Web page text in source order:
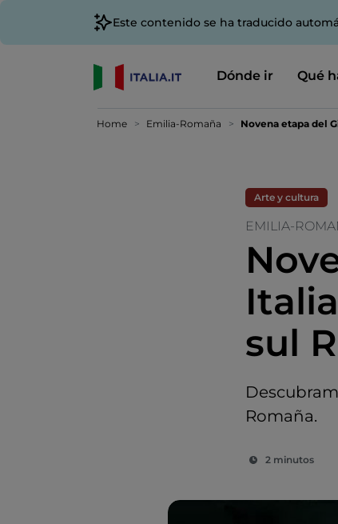
Este contenido se ha traducido
Dónde ir Qué
Home Emilia-Romaña Novena etapa del
Arte y cultura
EMILIA-
sul
Romaña.
2 minutos